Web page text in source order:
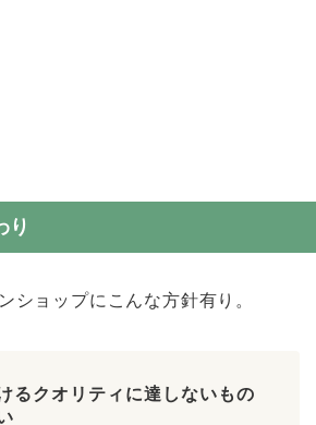
り
ショップにこんな方針有り。
るクオリティに達しないもの